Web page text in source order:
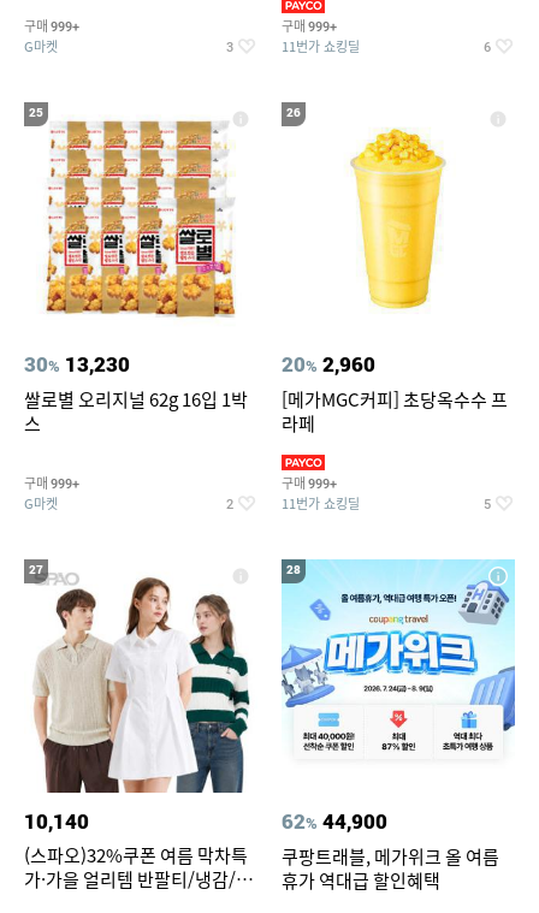
티커 세트
구매 999+
G마켓 3
구매 999+
11번가 쇼킹딜 6
25
30% 13,230
쌀로별 오리지널 62g 16입 1박
스
구매 999+
G마켓 2
26
20% 2,960
[메가MGC커피] 초당옥수수 프
라페
구매 999+
11번가 쇼킹딜 5
27
10,140
(스파오)32%쿠폰 여름 막차특
가·가을 얼리템 반팔티/냉감/반
28
62% 44,900
쿠팡트래블, 메가위크 올 여름
휴가 역대급 할인혜택